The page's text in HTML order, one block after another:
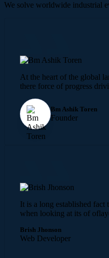
We solve worldwide industrial
At the heart of the global
there force of progress
Bm Ashik Toren
Founder
It is a long established fact
when looking at its of
Brish Jhonson
Web Developer